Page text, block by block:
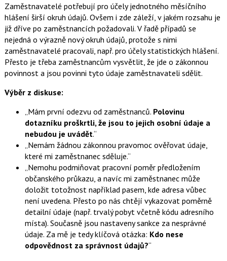
Zaměstnavatelé potřebují pro účely jednotného měsíčního
hlášení širší okruh údajů. Ovšem i zde záleží, v jakém rozsahu je
již dříve po zaměstnancích požadovali. V řadě případů se
nejedná o výrazně nový okruh údajů, protože s nimi
zaměstnavatelé pracovali, např. pro účely statistických hlášení.
Přesto je třeba zaměstnancům vysvětlit, že jde o zákonnou
povinnost a jsou povinni tyto údaje zaměstnavateli sdělit.
Výběr z diskuse:
Mám první odezvu od zaměstnanců. Polovinu
dotazníku proškrtli, že jsou to jejich osobní údaje a
nebudou je uvádět.
Nemám žádnou zákonnou pravomoc ověřovat údaje,
které mi zaměstnanec sděluje.
Nemohu podmiňovat pracovní poměr předložením
občanského průkazu, a navíc mi zaměstnanec může
doložit totožnost například pasem, kde adresa vůbec
není uvedena. Přesto po nás chtějí vykazovat poměrně
detailní údaje (např. trvalý pobyt včetně kódu adresního
místa). Současně jsou nastaveny sankce za nesprávné
údaje. Za mě je tedy klíčová otázka: Kdo nese
odpovědnost za správnost údajů?